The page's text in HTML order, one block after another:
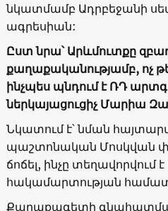
նկատմամբ Ադրբեջանի
ագրեսիան:
Ըստ նրա՝ Արևմուտքը
քաղաքականությամբ, ոչ
ինչպես պնդում է ՌԴ
ներկայացուցիչ Մարիա
Նկատում է՝ նման
պաշտոնական Մոսկվան
ճոճել, ինչը տեղավորվում
հակամարտության
Քաղաքագետի